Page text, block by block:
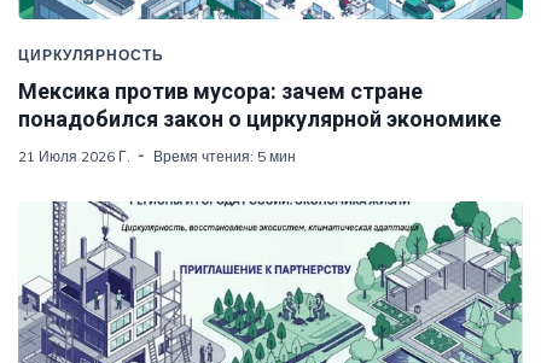
ЦИРКУЛЯРНОСТЬ
Мексика против мусора: зачем стране
понадобился закон о циркулярной экономике
21 Июля 2026 Г. Время чтения: 5 мин